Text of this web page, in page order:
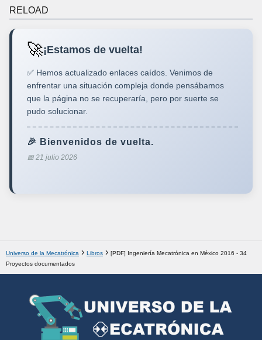
RELOAD
🚀¡Estamos de vuelta!
✅ Hemos actualizado enlaces caídos. Venimos de
enfrentar una situación compleja donde pensábamos
que la página no se recuperaría, pero por suerte se
pudo solucionar.
🎉 Bienvenidos de vuelta.
📅 21 julio 2026
Universo de la Mecatrónica Libros
[PDF] Ingeniería Mecatrónica en México 2016 - 34
Proyectos documentados